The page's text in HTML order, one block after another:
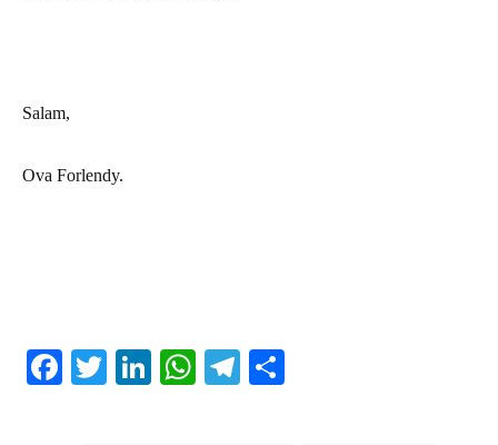
Salam,
Ova Forlendy.
Facebook
TwitterLinkedIn
WhatsApp
Telegram